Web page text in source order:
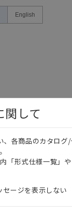
English
して
各商品のカタログ
「形式仕様一覧」
セージを表示しない